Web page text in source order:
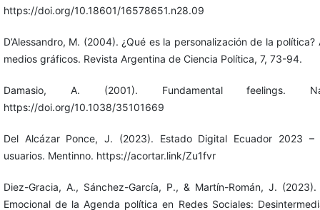
https://doi.org/10.18601/16578651.n28.09
D’Alessandro, M. (2004). ¿Qué es la personalización de la
medios gráficos. Revista Argentina de Ciencia Política, 7, 73-94.
Damasio, A. (2001). Fundamental feelings.
https://doi.org/10.1038/35101669
Del Alcázar Ponce, J. (2023). Estado Digital Ecuador 2023 –
usuarios. Mentinno. https://acortar.link/Zu1fvr
Diez-Gracia, A., Sánchez-García, P., & Martín-Román, J.
Emocional de la Agenda política en Redes Sociales: